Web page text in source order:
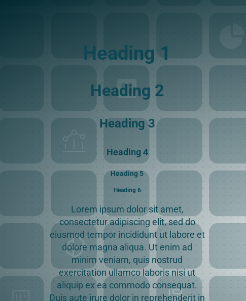
Heading 1
Heading 2
Heading 3
Heading 4
Heading 5
Heading 6
Lorem ipsum dolor sit amet,
consectetur adipiscing elit, sed do
eiusmod tempor incididunt ut labore et
dolore magna aliqua. Ut enim ad
minim veniam, quis nostrud
exercitation ullamco laboris nisi ut
aliquip ex ea commodo consequat.
Duis aute irure dolor in reprehenderit in